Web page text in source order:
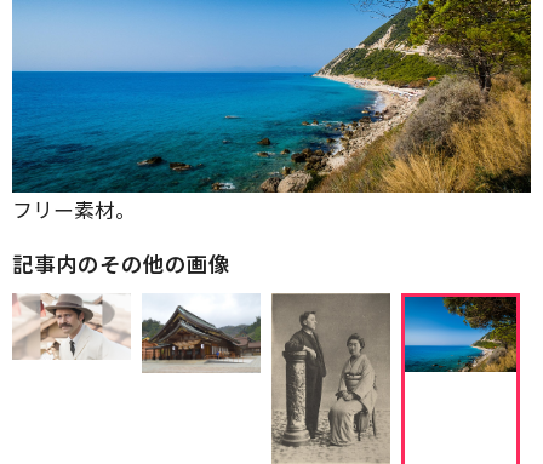
フリー素材。
記事内のその他の画像